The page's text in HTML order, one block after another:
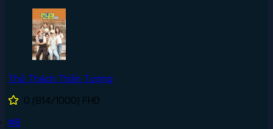
Thử Thách Thần Tượng
0 (814/1000) FHD
#8